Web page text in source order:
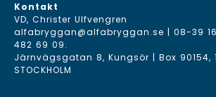
Kontakt
VD, Christer Ulfvengren
alfabryggan@alfabryggan.se | 08-39
482 69 09.
Järnvägsgatan 8, Kungsör | Box 90154,
STOCKHOLM